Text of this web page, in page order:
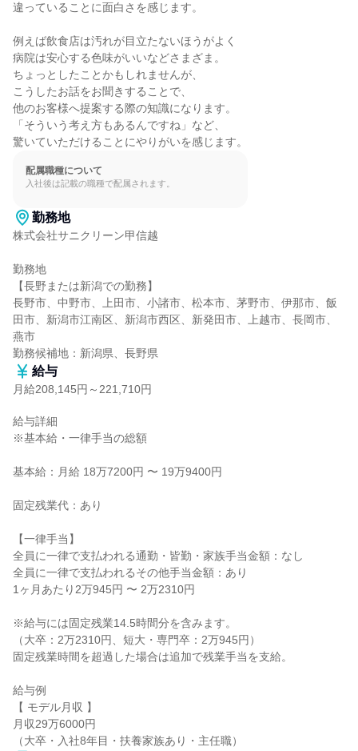
違っていることに面白さを感じます。
例えば飲食店は汚れが目立たないほうがよく
病院は安心する色味がいいなどさまざま。
ちょっとしたことかもしれませんが、
こうしたお話をお聞きすることで、
他のお客様へ提案する際の知識になります。
「そういう考え方もあるんですね」など、
驚いていただけることにやりがいを感じます。
配属職種について
入社後は記載の職種で配属されます。
勤務地
株式会社サニクリーン甲信越
勤務地
【長野または新潟での勤務】
長野市、中野市、上田市、小諸市、松本市、茅野市、伊那市、飯
田市、新潟市江南区、新潟市西区、新発田市、上越市、長岡市、
燕市
勤務候補地：新潟県、長野県
給与
月給208,145円～221,710円
給与詳細
※基本給・一律手当の総額
基本給：月給 18万7200円 〜 19万9400円
固定残業代：あり
【一律手当】
全員に一律で支払われる通勤・皆勤・家族手当金額：なし
全員に一律で支払われるその他手当金額：あり
1ヶ月あたり2万945円 〜 2万2310円
※給与には固定残業14.5時間分を含みます。
（大卒：2万2310円、短大・専門卒：2万945円）
固定残業時間を超過した場合は追加で残業手当を支給。
給与例
【 モデル月収 】
月収29万6000円
（大卒・入社8年目・扶養家族あり・主任職）